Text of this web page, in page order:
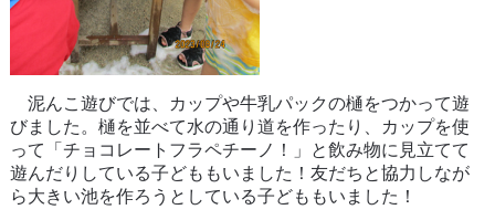
泥んこ遊びでは、カップや牛乳パックの樋をつかって遊
びました。樋を並べて水の通り道を作ったり、カップを使
って「チョコレートフラペチーノ！」と飲み物に見立てて
遊んだりしている子どももいました！友だちと協力しなが
ら大きい池を作ろうとしている子どももいました！